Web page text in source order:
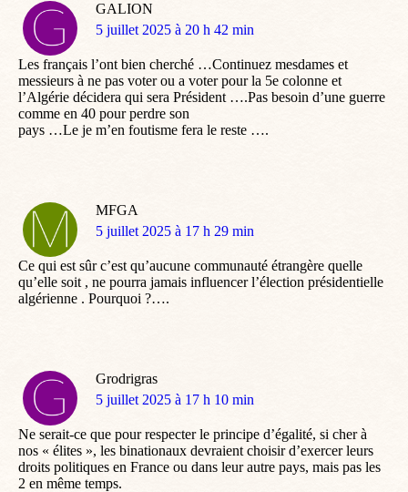
GALION
dit
5 juillet 2025 à 20 h 42 min
Les français l’ont bien cherché …Continuez mesdames et
messieurs à ne pas voter ou a voter pour la 5e colonne et
l’Algérie décidera qui sera Président ….Pas besoin d’une guerre
comme en 40 pour perdre son
pays …Le je m’en foutisme fera le reste ….
MFGA
dit
5 juillet 2025 à 17 h 29 min
Ce qui est sûr c’est qu’aucune communauté étrangère quelle
qu’elle soit , ne pourra jamais influencer l’élection présidentielle
algérienne . Pourquoi ?….
Grodrigras
dit
5 juillet 2025 à 17 h 10 min
Ne serait-ce que pour respecter le principe d’égalité, si cher à
nos « élites », les binationaux devraient choisir d’exercer leurs
droits politiques en France ou dans leur autre pays, mais pas les
2 en même temps.